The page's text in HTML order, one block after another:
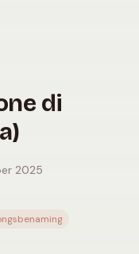
di
2025